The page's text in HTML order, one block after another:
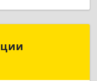
г, Ямашева пр-